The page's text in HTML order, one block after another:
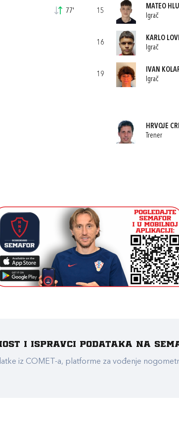
77' 15
MATEO
Igrač
16
KARLO
Igrač
19
IVAN
Igrač
HRVOJE
Trener
i ispravci podataka na
iz COMET-a, platforme za vođenje